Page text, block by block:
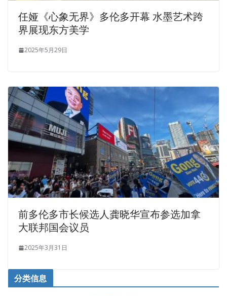
任娅《心象无界》多伦多开幕 水墨艺术跨
界展现东方美学
2025年5月29日
前多伦多市长候选人龚晓华宣布参选加拿
大联邦国会议员
2025年3月31日
分类信息